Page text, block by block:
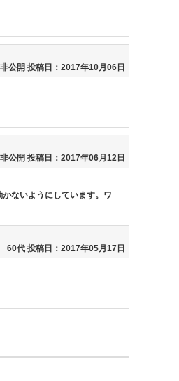
非公開 投稿日：2017年10月06日
非公開 投稿日：2017年06月12日
ないようにしています。ワ
60代 投稿日：2017年05月17日